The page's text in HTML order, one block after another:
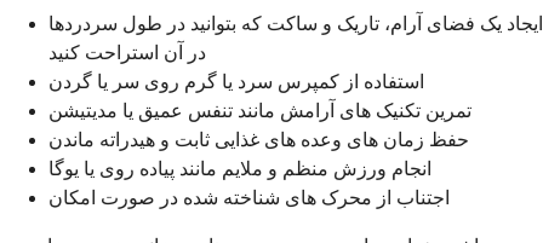
ایجاد یک فضای آرام، تاریک و ساکت که بتوانید در طول سردردها
در آن استراحت کنید
استفاده از کمپرس سرد یا گرم روی سر یا گردن
تمرین تکنیک های آرامش مانند تنفس عمیق یا مدیتیشن
حفظ زمان های وعده های غذایی ثابت و هیدراته ماندن
انجام ورزش منظم و ملایم مانند پیاده روی یا یوگا
اجتناب از محرک های شناخته شده در صورت امکان